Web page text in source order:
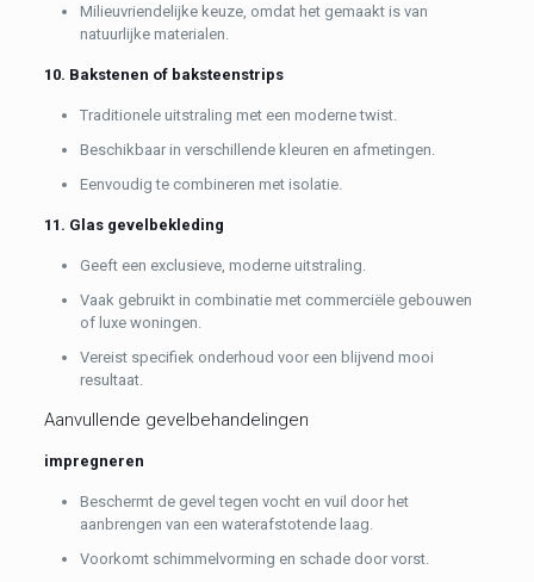
Milieuvriendelijke keuze, omdat het gemaakt is van
natuurlijke materialen.
10. Bakstenen of baksteenstrips
Traditionele uitstraling met een moderne twist.
Beschikbaar in verschillende kleuren en afmetingen.
Eenvoudig te combineren met isolatie.
11. Glas gevelbekleding
Geeft een exclusieve, moderne uitstraling.
Vaak gebruikt in combinatie met commerciële gebouwen
of luxe woningen.
Vereist specifiek onderhoud voor een blijvend mooi
resultaat.
Aanvullende gevelbehandelingen
impregneren
Beschermt de gevel tegen vocht en vuil door het
aanbrengen van een waterafstotende laag.
Voorkomt schimmelvorming en schade door vorst.